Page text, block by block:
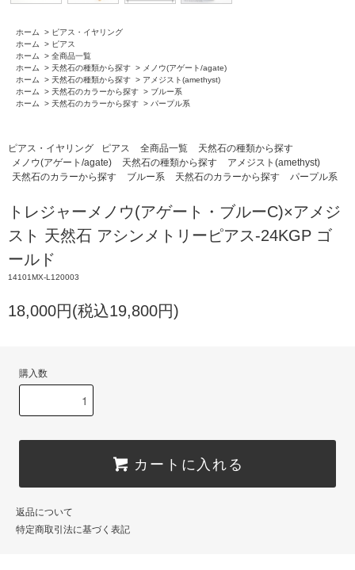
ホーム > ピアス・イヤリング
ホーム
> ピアス
ホーム
> 全商品一覧
ホーム
> 天然石の種類から探す > メノウ(アゲート/agate)
ホーム
> 天然石の種類から探す > アメジスト(amethyst)
ホーム
> 天然石のカラーから探す > ブルー系
ホーム
> 天然石のカラーから探す > パープル系
ピアス・イヤリング ピアス 全商品一覧
天然石の種類から探す
メノウ(アゲート/agate)
天然石の種類から探す
アメジスト(amethyst)
天然石のカラーから探す
ブルー系 天然石のカラーから探す パープル系
トレジャーメノウ(アゲート・ブルーC)×アメジ
スト 天然石 アシンメトリーピアス-24KGP ゴ
ールド
14101MX-L120003
18,000円(税込19,800円)
購入数
カートに入れる
返品について
特定商取引法に基づく表記